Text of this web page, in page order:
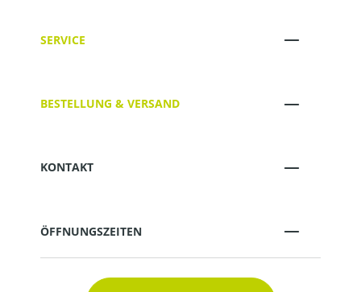
SERVICE
BESTELLUNG & VERSAND
KONTAKT
ÖFFNUNGSZEITEN